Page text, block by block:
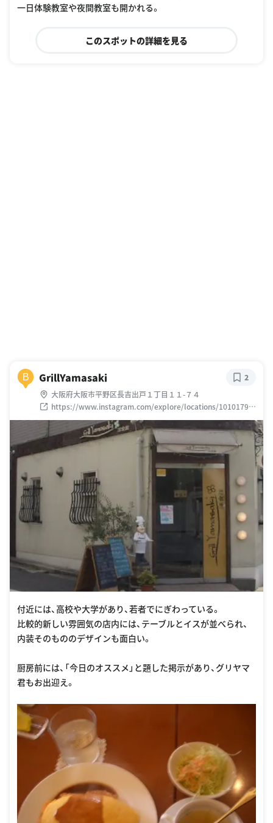
一日体験教室や夜間教室も開かれる。
このスポットの詳細を見る
B GrillYamasaki
大阪府大阪市平野区長吉出戸１丁目１１-７４
https://www.instagram.com/explore/locations/10101790
35
2
付近には、高校や大学があり、若者でにぎわっている。
比較的新しい雰囲気の店内には、テーブルとイスが並べられ、
内装そのもののデザインも面白い。
厨房前には、「今日のオススメ」と題した掲示があり、グリヤマ
君もお出迎え。